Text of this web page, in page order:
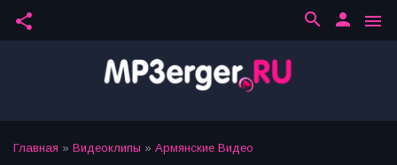
share menu
person
search
Главная » Видеоклипы » Армянские Видео